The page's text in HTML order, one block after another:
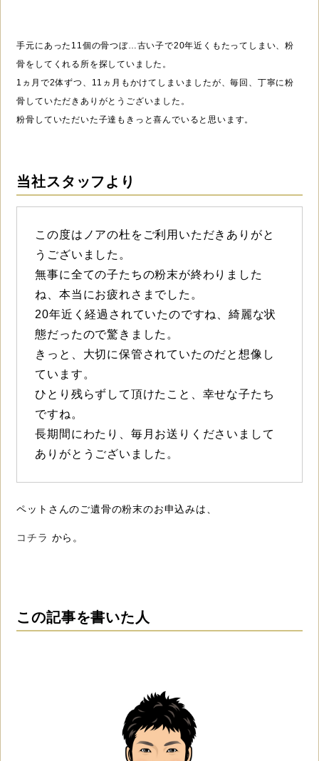
手元にあった11個の骨つぼ…古い子で20年近くもたってしまい、粉
骨をしてくれる所を探していました。
1ヵ月で2体ずつ、11ヵ月もかけてしまいましたが、毎回、丁寧に粉
骨していただきありがとうございました。
粉骨していただいた子達もきっと喜んでいると思います。
当社スタッフより
この度はノアの杜をご利用いただきありがと
うございました。
無事に全ての子たちの粉末が終わりました
ね、本当にお疲れさまでした。
20年近く経過されていたのですね、綺麗な状
態だったので驚きました。
きっと、大切に保管されていたのだと想像し
ています。
ひとり残らずして頂けたこと、幸せな子たち
ですね。
長期間にわたり、毎月お送りくださいまして
ありがとうございました。
ペットさんのご遺骨の粉末のお申込みは、
コチラ から。
この記事を書いた人